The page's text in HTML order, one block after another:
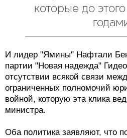
которые до
И лидер "Ямины" Нафтали
партии "Новая надежда"
отсутствии всякой связи
ограниченных полномочий
войной, которую эта клика
министра.
Оба политика заявляют, что